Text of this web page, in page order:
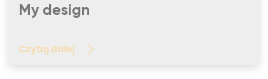
My design
Czytaj dalej